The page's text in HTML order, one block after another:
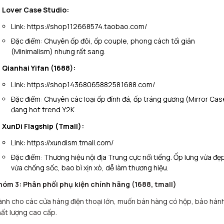
Lover Case Studio:
Link: https://shop112668574.taobao.com/
Đặc điểm: Chuyên ốp đôi, ốp couple, phong cách tối giản
(Minimalism) nhưng rất sang.
Qianhai Yifan (1688):
Link: https://shop1436806588258.1688.com/
Đặc điểm: Chuyên các loại ốp đính đá, ốp tráng gương (Mirror
đang hot trend Y2K.
XunDi Flagship (Tmall):
Link: https://xundism.tmall.com/
Đặc điểm: Thương hiệu nội địa Trung cực nổi tiếng. Ốp lưng vừa
vừa chống sốc, bao bì xịn xò, dễ làm thương hiệu.
3: Phân phối phụ kiện chính hãng (1688, tmall)
cho các cửa hàng điện thoại lớn, muốn bán hàng có hộp, bảo
lượng cao cấp.